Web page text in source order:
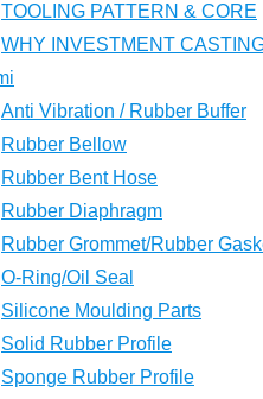
TOOLING PATTERN & CORE
WHY INVESTMENT
Anti Vibration / Rubber Buffer
Rubber Bellow
Rubber Bent Hose
Rubber Diaphragm
Rubber Grommet/Rubber
O-Ring/Oil Seal
Silicone Moulding Parts
Solid Rubber Profile
Sponge Rubber Profile